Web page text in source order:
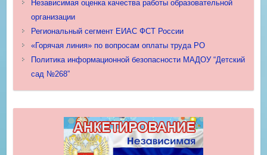
Независимая оценка качества работы образовательной
организации
Региональный сегмент ЕИАС ФСТ России
«Горячая линия» по вопросам оплаты труда РО
Политика информационной безопасности МАДОУ “Детский
сад №268”